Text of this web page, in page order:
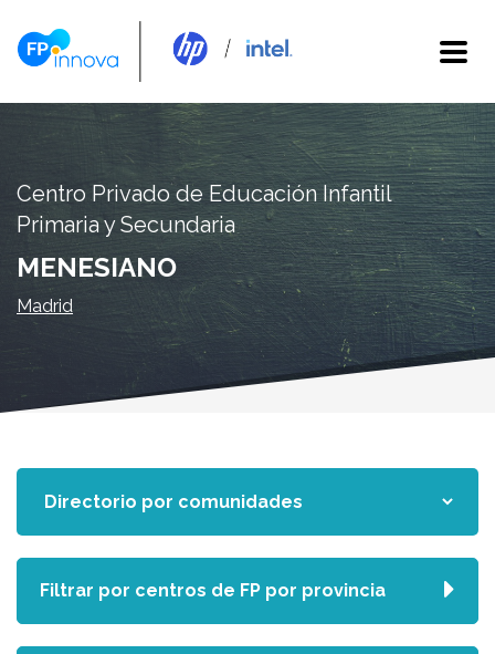
Centro Privado de Educación Infantil
Primaria y Secundaria
MENESIANO
Madrid
Filtrar por centros de FP por provincia